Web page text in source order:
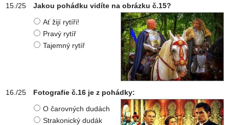
Jakou pohádku vidíte na obrázku č.15?
Ať žijí rytíři!
Pravý rytíř
Tajemný rytíř
Fotografie č.16 je z pohádky:
O čarovných dudách
Strakonický dudák